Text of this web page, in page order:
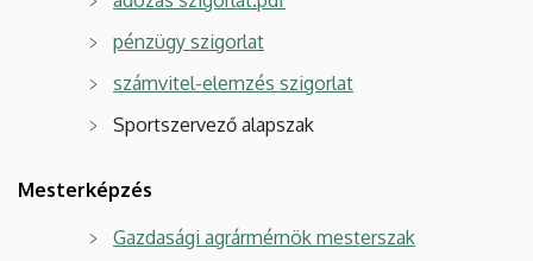
pénzügy szigorlat
számvitel-elemzés szigorlat
Sportszervező alapszak
Mesterképzés
Gazdasági agrármérnök mesterszak